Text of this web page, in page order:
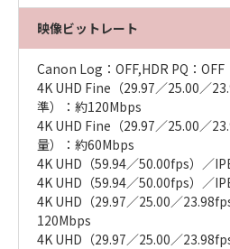
映像ビットレート
Canon Log：OFF,HDR PQ：OFF
4K UHD Fine（29.97／25.00／
準）：約120Mbps
4K UHD Fine（29.97／25.00／
量）：約60Mbps
4K UHD（59.94／50.00fps）／
4K UHD（59.94／50.00fps）／
4K UHD（29.97／25.00／
120Mbps
4K UHD（29.97／25.00／